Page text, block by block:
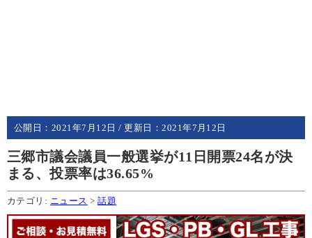
公開日： 2021年7月12日 / 更新日：2021年7月12日
三郷市議会議員一般選挙が11日開票24名が決
まる、投票率は36.65%
カテゴリ: ニュース >話題